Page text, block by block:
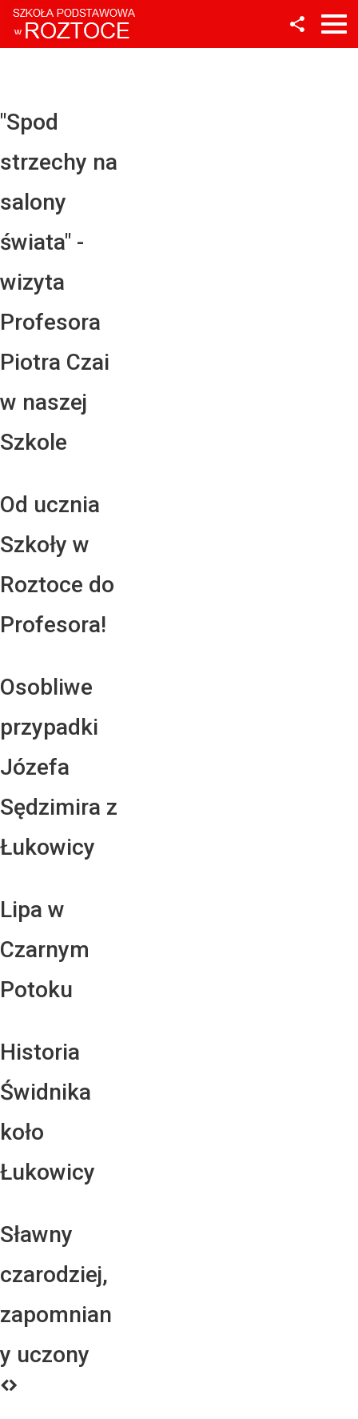
"Spod
strzechy na
salony
świata" -
wizyta
Profesora
Piotra Czai
w naszej
Szkole
Od ucznia
Szkoły w
Roztoce do
Profesora!
Osobliwe
przypadki
Józefa
Sędzimira z
Łukowicy
Lipa w
Czarnym
Potoku
Historia
Świdnika
koło
Łukowicy
Sławny
czarodziej,
zapomnian
y uczony